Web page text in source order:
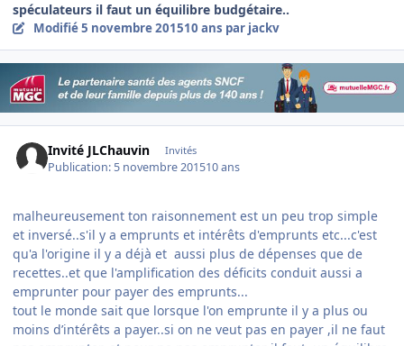
spéculateurs il faut un équilibre budgétaire..
Modifié5 novembre 201510 ans par jackv
Invité JLChauvin Invités
Publication: 5 novembre 201510 ans
malheureusement ton raisonnement est un peu trop simple
et inversé..s'il y a emprunts et intérêts d'emprunts etc...c'est
qu'a l'origine il y a déjà et aussi plus de dépenses que de
recettes..et que l'amplification des déficits conduit aussi a
emprunter pour payer des emprunts...
tout le monde sait que lorsque l'on emprunte il y a plus ou
moins d’intérêts a payer..si on ne veut pas en payer ,il ne faut